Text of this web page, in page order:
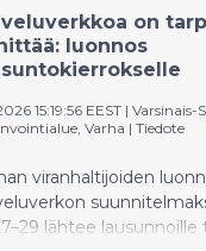
on
luonnos
15:19:56 EEST | Varsinais-
Varha | Tiedote
viranhaltijoiden
lähtee lausunnoille